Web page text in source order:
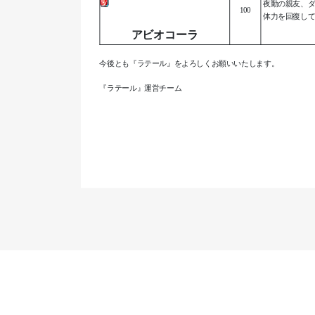
アビオコーラ
100
夜勤の親友、
体力を回復して
今後とも『ラテール』をよろしくお願いいたします。
『ラテール』運営チーム